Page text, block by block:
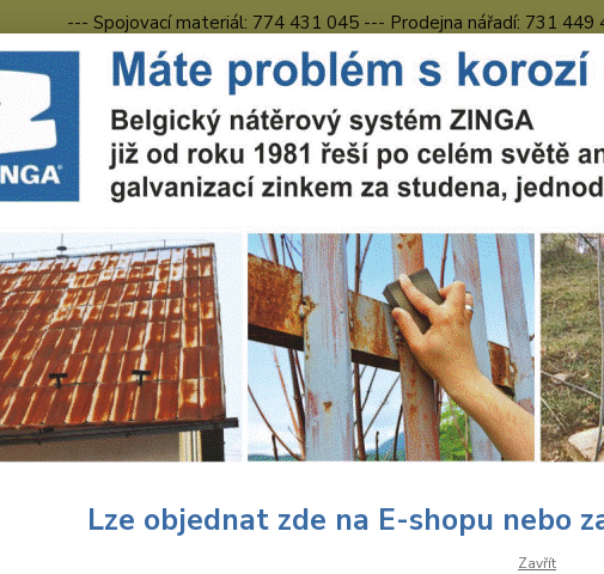
--- Spojovací materiál: 774 431 045 --- Prodejna nářadí: 731
ZINGA Fotogalerie z výstav Obchodní podmínky Kontakty Česká
cenu
kutily a
Úvod Ruční nářadí Hlavice Hlavice 1"
Hlavice 1" šestihranná
Lze objednat zde na E-shopu nebo
Zavřít